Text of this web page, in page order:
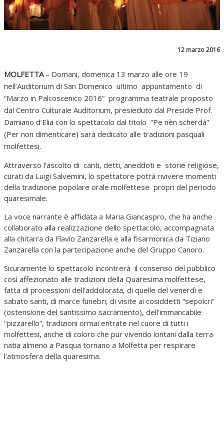
12 marzo 2016
MOLFETTA– Domani, domenica 13 marzo alle ore 19
nell’Auditorium di San Domenico ultimo appuntamento di
“Marzo in Palcoscenico 2016” programma teatrale proposto
dal Centro Culturale Auditorium, presieduto dal Preside Prof.
Damiano d’Elia con lo spettacolo dal titolo “Pe nèn scherdà”
(Per non dimenticare) sarà dedicato alle tradizioni pasquali
molfettesi.
Attraverso l’ascolto di canti, detti, aneddoti e storie religiose,
curati da Luigi Salvemini, lo spettatore potrà rivivere momenti
della tradizione popolare orale molfettese propri del periodo
quaresimale.
La voce narrante è affidata a Maria Giancaspro, che ha anche
collaborato alla realizzazione dello spettacolo, accompagnata
alla chitarra da Flavio Zanzarella e alla fisarmonica da Tiziano
Zanzarella con la partecipazione anche del Gruppo Canoro.
Sicuramente lo spettacolo incontrerà il consenso del pubblico
così affezionato alle tradizioni della Quaresima molfettese,
fatta di processioni dell’addolorata, di quelle del venerdì e
sabato santi, di marce funebri, di visite ai cosiddetti “sepolcri”
(ostensione del santissimo sacramento), dell’immancabile
“pizzarello”, tradizioni ormai entrate nel cuore di tutti i
molfettesi, anche di coloro che pur vivendo lontani dalla terra
natia almeno a Pasqua tornano a Molfetta per respirare
l’atmosfera della quaresima.